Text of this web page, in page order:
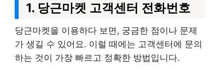
1. 당근마켓 고객센터 전화번호
당근마켓을 이용하다 보면, 궁금한 점이나 문제
가 생길 수 있어요. 이럴 때에는 고객센터에 문의
하는 것이 가장 빠르고 정확한 방법입니다.